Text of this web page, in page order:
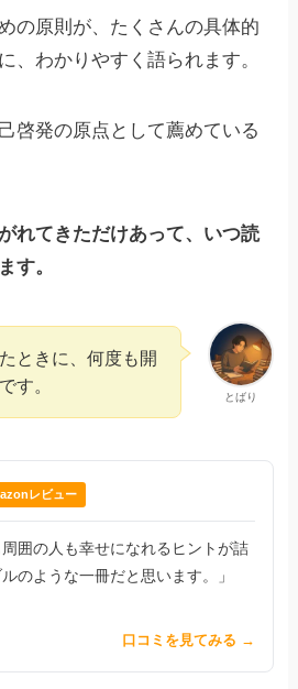
の原則が、たくさんの具体的
、わかりやすく語られます。
啓発の原点として薦めている
れてきただけあって、いつ読
す。
とばり
ときに、何度も開
す。
レビュー
周囲の人も幸せになれるヒントが詰
のような一冊だと思います。」
口コミを見てみる →